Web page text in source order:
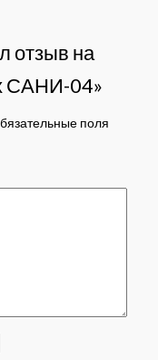
отзыв на
САНИ-04»
поля